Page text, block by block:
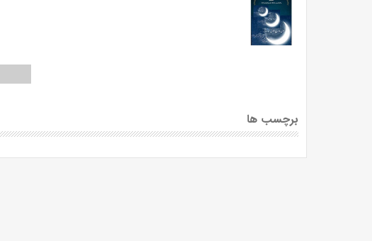
برچسب ها